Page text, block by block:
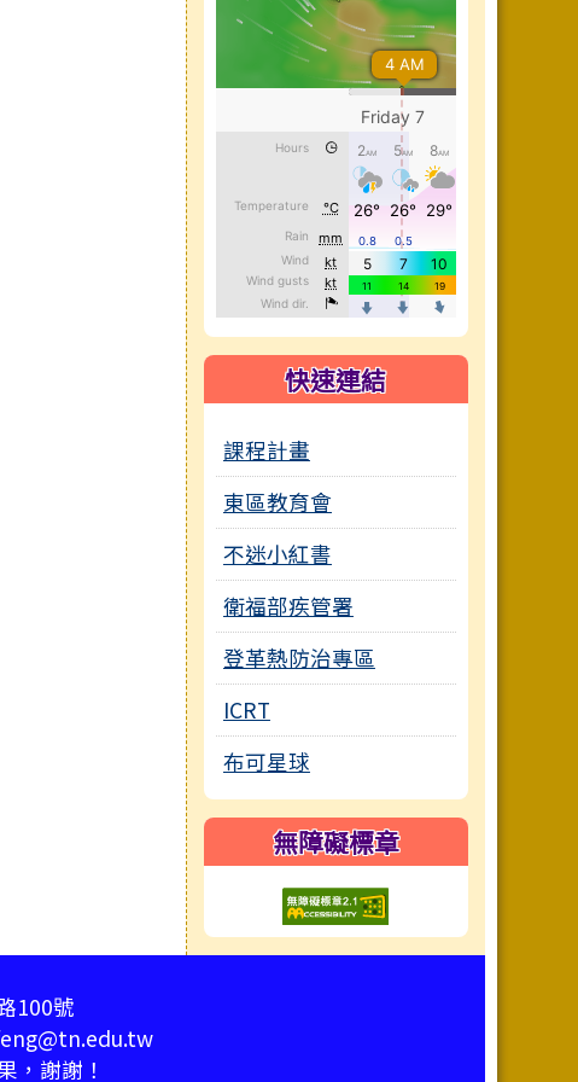
快速連結
課程計畫
東區教育會
不迷小紅書
衛福部疾管署
登革熱防治專區
ICRT
布可星球
無障礙標章
100號
，謝謝！